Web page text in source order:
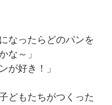
なったらどのパンを
な～」
が好き！」
どもたちがつくった